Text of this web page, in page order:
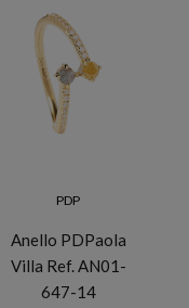
PDP
Anello PDPaola
Villa Ref. AN01-
647-14